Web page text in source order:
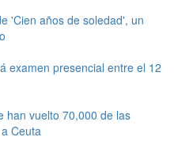
'Cien años de soledad', un
examen presencial entre el 12
han vuelto 70,000 de las
Ceuta